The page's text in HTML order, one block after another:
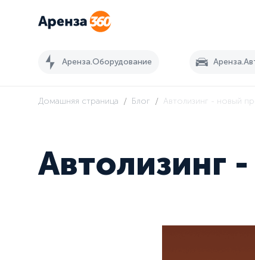
Аренза.Оборудование
Домашняя страница / Блог / Автолизинг - новый
Автолизинг